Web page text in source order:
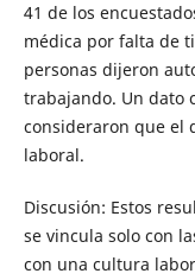
41 de los
médica por falta de
personas dijeron
trabajando. Un dato
consideraron que el
laboral.
Discusión: Estos
se vincula solo con
con una cultura